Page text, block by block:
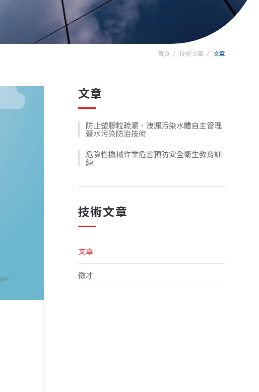
首頁 技術文章 文章
文章
防止塑膠粒疏漏、洩漏污染水體自主管理
暨水污染防治技術
危險性機械作業危害預防安全衛生教育訓
練
技術文章
文章
徵才